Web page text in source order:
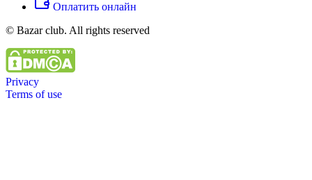
Оплатить онлайн
© Bazar club. All rights reserved
Privacy
Terms of use